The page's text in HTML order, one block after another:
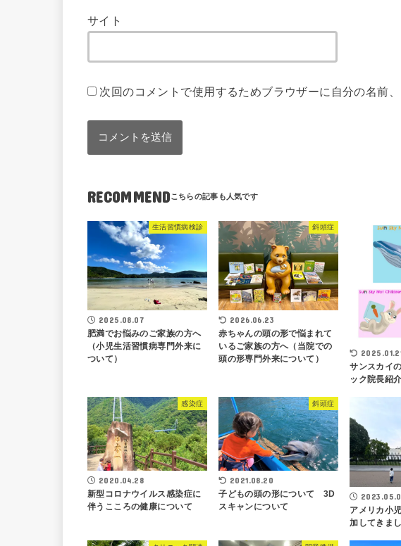
サイト
次回のコメントで使用するためブラウザーに自分の名前
RECOMMEND
生活習慣病検診
2025.08.07
肥満でお悩みのご家族の方へ
（小児生活習慣病専門外来に
ついて）
斜頭症
2026.06.23
赤ちゃんの頭の形で悩まれて
いるご家族の方へ（当院での
頭の形専門外来について）
サンスカイ
ック院長紹
感染症
2020.04.28
新型コロナウイルス感染症に
伴うこころの健康について
斜頭症
2021.08.20
子どもの頭の形について 3D
スキャンについて
アメリカ小
加してきまし